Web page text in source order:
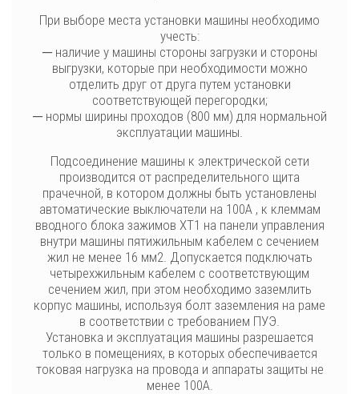
При выборе места установки машины необходимо
учесть:
─ наличие у машины стороны загрузки и стороны
выгрузки, которые при необходимости можно
отделить друг от друга путем установки
соответствующей перегородки;
─ нормы ширины проходов (800 мм) для нормальной
эксплуатации машины.
Подсоединение машины к электрической сети
производится от распределительного щита
прачечной, в котором должны быть установлены
автоматические выключатели на 100А , к клеммам
вводного блока зажимов ХТ1 на панели управления
внутри машины пятижильным кабелем с сечением
жил не менее 16 мм2. Допускается подключать
четырехжильным кабелем с соответствующим
сечением жил, при этом необходимо заземлить
корпус машины, используя болт заземления на раме
в соответствии с требованием ПУЭ.
Установка и эксплуатация машины разрешается
только в помещениях, в которых обеспечивается
токовая нагрузка на провода и аппараты защиты не
менее 100А.